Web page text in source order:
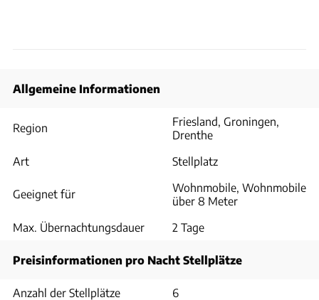
Allgemeine Informationen
Region
Friesland, Groningen,
Drenthe
Art
Stellplatz
Geeignet für
Wohnmobile, Wohnmobile
über 8 Meter
Max. Übernachtungsdauer
2 Tage
Preisinformationen pro Nacht Stellplätze
Anzahl der Stellplätze
6